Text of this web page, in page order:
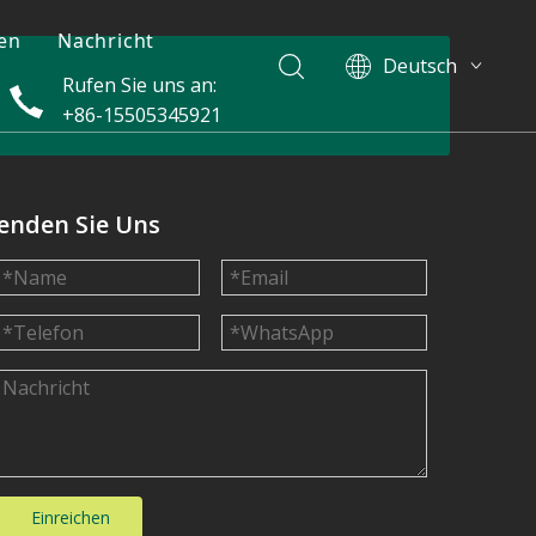
Nachricht
Deutsch
简体中文
Español
Português
한국어
Rufen Sie uns an:
+86-15505345921
Sie Uns
Einreichen